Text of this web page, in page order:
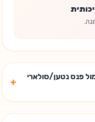
+